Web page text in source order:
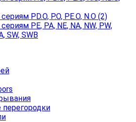
PD.O, P.O, PE.O, N.O (2)
PE, PA, NE, NA, NW, PW,
SW, SWB